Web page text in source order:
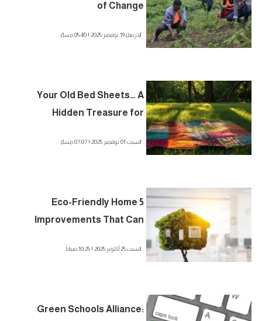
of Change
الاربعاء 19 نوفمبر 2025 | 05:40 مساءً
Your Old Bed Sheets… A
Hidden Treasure for
السبت 01 نوفمبر 2025 | 07:07 مساءً
5 Eco-Friendly Home
Improvements That Can
السبت 25 أكتوبر 2025 | 10:25 صباحاً
Green Schools Alliance: